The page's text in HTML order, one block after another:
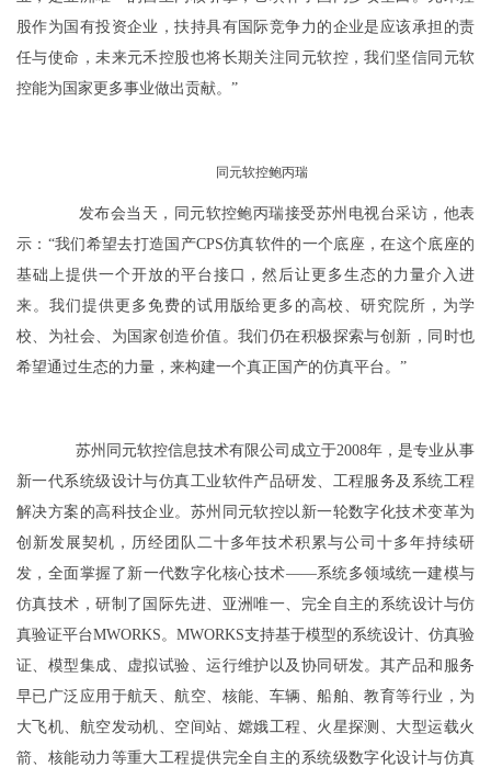
股作为国有投资企业，扶持具有国际竞争力的企业是应该承担的责
任与使命，未来元禾控股也将长期关注同元软控，我们坚信同元软
控能为国家更多事业做出贡献。”
同元软控鲍丙瑞
发布会当天，同元软控鲍丙瑞接受苏州电视台采访，他表
示：“我们希望去打造国产CPS仿真软件的一个底座，在这个底座的
基础上提供一个开放的平台接口，然后让更多生态的力量介入进
来。我们提供更多免费的试用版给更多的高校、研究院所，为学
校、为社会、为国家创造价值。我们仍在积极探索与创新，同时也
希望通过生态的力量，来构建一个真正国产的仿真平台。”
苏州同元软控信息技术有限公司成立于2008年，是专业从事
新一代系统级设计与仿真工业软件产品研发、工程服务及系统工程
解决方案的高科技企业。苏州同元软控以新一轮数字化技术变革为
创新发展契机，历经团队二十多年技术积累与公司十多年持续研
发，全面掌握了新一代数字化核心技术——系统多领域统一建模与
仿真技术，研制了国际先进、亚洲唯一、完全自主的系统设计与仿
真验证平台MWORKS。MWORKS支持基于模型的系统设计、仿真验
证、模型集成、虚拟试验、运行维护以及协同研发。其产品和服务
早已广泛应用于航天、航空、核能、车辆、船舶、教育等行业，为
大飞机、航空发动机、空间站、嫦娥工程、火星探测、大型运载火
箭、核能动力等重大工程提供完全自主的系统级数字化设计与仿真